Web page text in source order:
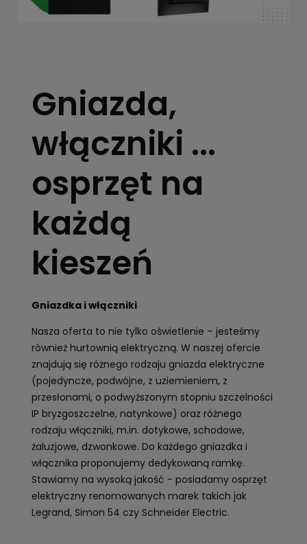
Gniazda,
włączniki ...
osprzęt na
każdą
kieszeń
Gniazdka i włączniki
Nasza oferta to nie tylko oświetlenie – jesteśmy
również hurtownią elektryczną. W naszej ofercie
znajdują się różnego rodzaju gniazda elektryczne
(pojedyncze, podwójne, z uziemieniem, z
przesłonami, o podwyższonym stopniu szczelności
IP bryzgoszczelne, natynkowe) oraz różnego
rodzaju włączniki, m.in. dotykowe, schodowe,
żaluzjowe, dzwonkowe. Do każdego gniazdka i
włącznika proponujemy dedykowaną ramkę.
Stawiamy na wysoką jakość - posiadamy osprzęt
elektryczny renomowanych marek takich jak
Legrand, Simon 54 czy Schneider Electric.